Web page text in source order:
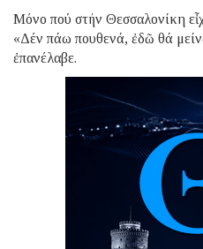
Μόνο πού στήν Θεσσαλονίκη
«Δέν πάω πουθενά, ἐδῶ θά
ἐπανέλαβε.